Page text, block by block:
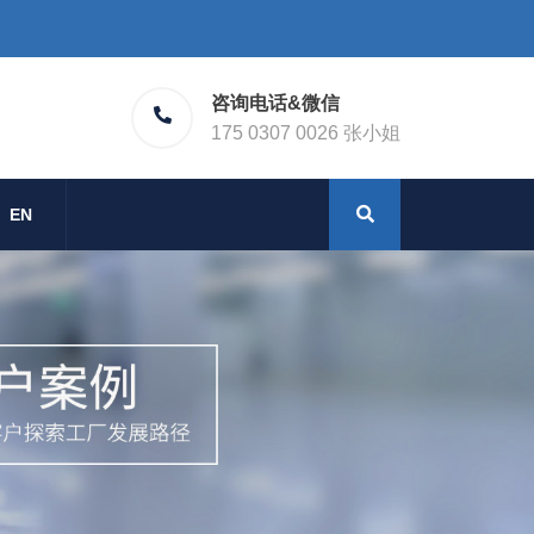
咨询电话&微信
175 0307 0026 张小姐
EN